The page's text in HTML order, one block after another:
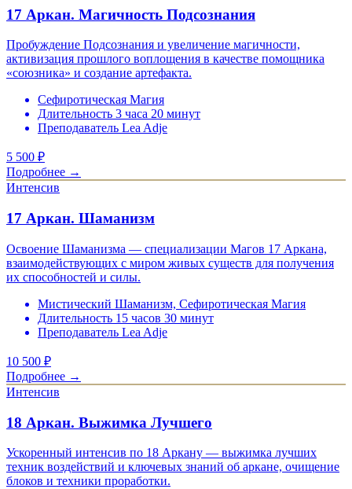
17 Аркан. Магичность Подсознания
Пробуждение Подсознания и увеличение магичности,
активизация прошлого воплощения в качестве помощника
«союзника» и создание артефакта.
Сефиротическая Магия
Длительность 3 часа 20 минут
Преподаватель Lea Adje
5 500 ₽
Подробнее →
Интенсив
17 Аркан. Шаманизм
Освоение Шаманизма — специализации Магов 17 Аркана,
взаимодействующих с миром живых существ для получения
их способностей и силы.
Мистический Шаманизм, Сефиротическая Магия
Длительность 15 часов 30 минут
Преподаватель Lea Adje
10 500 ₽
Подробнее →
Интенсив
18 Аркан. Выжимка Лучшего
Ускоренный интенсив по 18 Аркану — выжимка лучших
техник воздействий и ключевых знаний об аркане, очищение
блоков и техники проработки.